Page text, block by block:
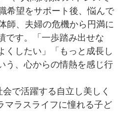
希望をサポート後、悩んで
師、夫婦の危機から円満に
です。「一歩踏み出せな
くしたい」「もっと成長し
う、心からの情熱を感じ行
で活躍する自立し美しく
マラスライフに憧れる子ど